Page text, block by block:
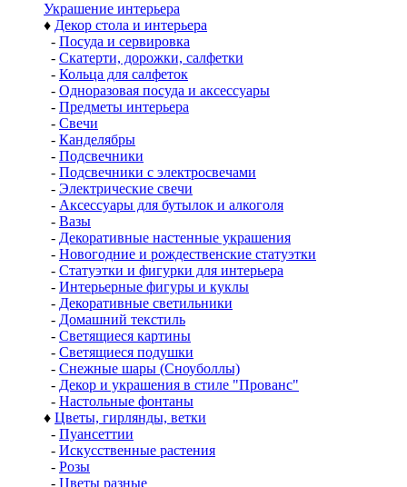
Украшение интерьера
♦ Декор стола и интерьера
- Посуда и сервировка
- Скатерти, дорожки, салфетки
- Кольца для салфеток
- Одноразовая посуда и аксессуары
- Предметы интерьера
- Свечи
- Канделябры
- Подсвечники
- Подсвечники с электросвечами
- Электрические свечи
- Аксессуары для бутылок и алкоголя
- Вазы
- Декоративные настенные украшения
- Новогодние и рождественские статуэтки
- Статуэтки и фигурки для интерьера
- Интерьерные фигуры и куклы
- Декоративные светильники
- Домашний текстиль
- Светящиеся картины
- Светящиеся подушки
- Снежные шары (Сноуболлы)
- Декор и украшения в стиле "Прованс"
- Настольные фонтаны
♦ Цветы, гирлянды, ветки
- Пуансеттии
- Искусственные растения
- Розы
- Цветы разные